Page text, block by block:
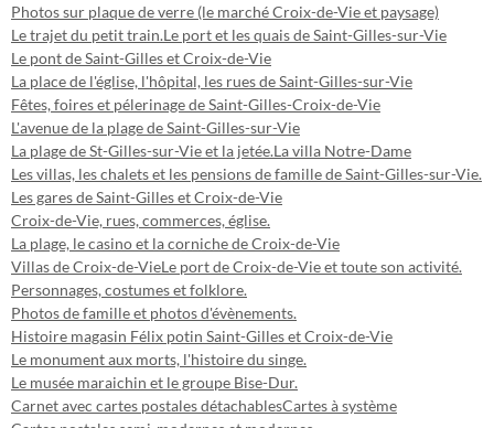
Photos sur plaque de verre (le marché Croix-de-Vie et paysage)
Le trajet du petit train.Le port et les quais de Saint-Gilles-sur-Vie
Le pont de Saint-Gilles et Croix-de-Vie
La place de l'église, l'hôpital, les rues de Saint-Gilles-sur-Vie
Fêtes, foires et pélerinage de Saint-Gilles-Croix-de-Vie
L'avenue de la plage de Saint-Gilles-sur-Vie
La plage de St-Gilles-sur-Vie et la jetée.La villa Notre-Dame
Les villas, les chalets et les pensions de famille de Saint-Gilles-sur-Vie.
Les gares de Saint-Gilles et Croix-de-Vie
Croix-de-Vie, rues, commerces, église.
La plage, le casino et la corniche de Croix-de-Vie
Villas de Croix-de-VieLe port de Croix-de-Vie et toute son activité.
Personnages, costumes et folklore.
Photos de famille et photos d'évènements.
Histoire magasin Félix potin Saint-Gilles et Croix-de-Vie
Le monument aux morts, l'histoire du singe.
Le musée maraichin et le groupe Bise-Dur.
Carnet avec cartes postales détachablesCartes à système